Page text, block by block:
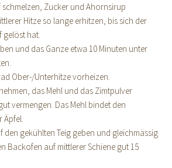
schmelzen, Zucker und Ahornsirup
Hitze so lange erhitzen, bis sich der
hat.
und das Ganze etwa 10 Minuten unter
Ober-/Unterhitze vorheizen.
das Mehl und das Zimtpulver
vermengen. Das Mehl bindet den
den gekühlten Teig geben und gleichmässig
Backofen auf mittlerer Schiene gut 15